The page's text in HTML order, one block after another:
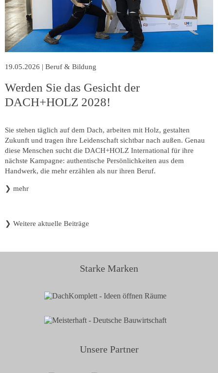
19.05.2026 | Beruf & Bildung
Werden Sie das Gesicht der
DACH+HOLZ 2028!
Sie stehen täglich auf dem Dach, arbeiten mit Holz, gestalten
Zukunft und tragen ihre Leidenschaft sichtbar nach außen. Genau
diese Menschen sucht die DACH+HOLZ International für ihre
nächste Kampagne: authentische Persönlichkeiten aus dem
Handwerk, die mehr erzählen als nur ihren Beruf.
❯ mehr
❯ Weitere aktuelle Beiträge
Starke Marken
Unsere Partner